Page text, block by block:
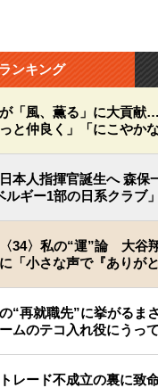
ンキング
「風、薫る」に大貢献
と仲良く」「にこやか
本人指揮官誕生へ 森保
ルギー1部の日系クラブ
34〉私の“運”論 大谷
「小さな声で『ありがと
“再就職先”に挙がるま
ムのテコ入れ役にうっ
レード不成立の裏に致